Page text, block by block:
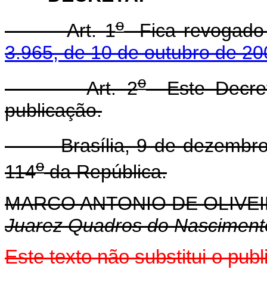
Art. 1oFica
3.965, de 10 de outubro de
Art. 2oEste
publicação.
Brasília, 9 de dezembro
114oda República.
MARCO ANTONIO DE
Juarez Quadros do
Este texto não substitui o